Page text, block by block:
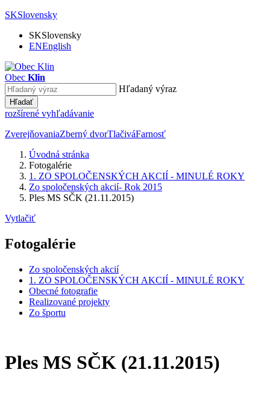
SKSlovensky
SKSlovensky
ENEnglish
Obec Klin
Hľadaný výraz
Hľadať
rozšírené vyhľadávanie
ZverejňovaniaZberný dvorTlačiváFarnosť
Úvodná stránka
Fotogalérie
1. ZO SPOLOČENSKÝCH AKCIÍ - MINULÉ ROKY
Zo spoločenských akcií- Rok 2015
Ples MS SČK (21.11.2015)
Vytlačiť
Fotogalérie
Zo spoločenských akcií
1. ZO SPOLOČENSKÝCH AKCIÍ - MINULÉ ROKY
Obecné fotografie
Realizované projekty
Zo športu
Ples MS SČK (21.11.2015)